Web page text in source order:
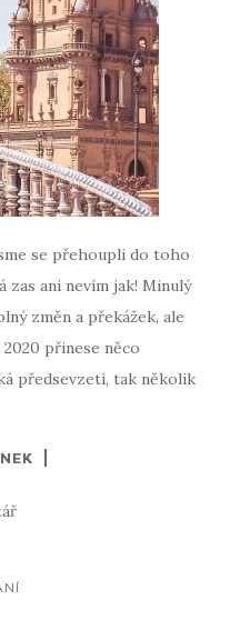
se přehoupli do toho
zas ani nevím jak! Minulý
změn a překážek, ale
přinese něco
předsevzetí, tak několik